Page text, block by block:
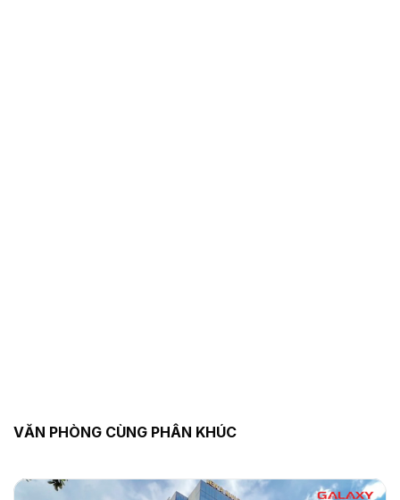
VĂN PHÒNG CÙNG PHÂN KHÚC